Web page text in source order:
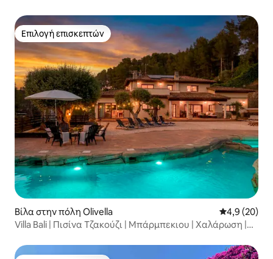
Επιλογή επισκεπτών
Επιλογή επισκεπτών
Βίλα στην πόλη Olivella Μέση
4,9 (20)
Villa Bali | Πισίνα Τζακούζι | Μπάρμπεκιου | Χαλάρωση |